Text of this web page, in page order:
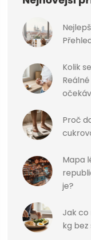
Kolik
Proč
Mapa
je?
Jak co
kg